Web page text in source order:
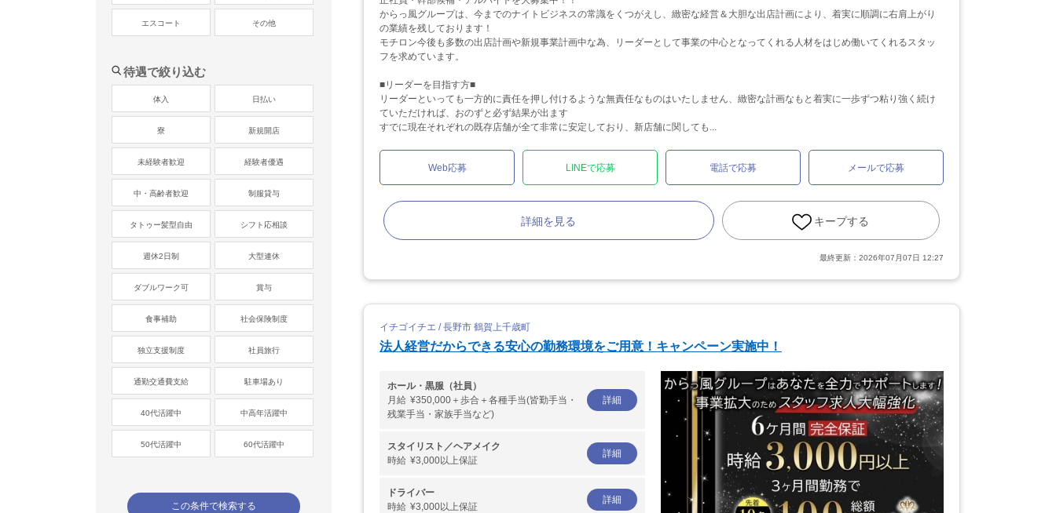
からっ風グループは、今までのナイトビジネスの常識をくつがえし、緻密な経営＆大胆な出店計画により、着実に順調に右肩上がり
の業績を残しております！
モチロン今後も多数の出店計画や新規事業計画中な為、リーダーとして事業の中心となってくれる人材をはじめ働いてくれるスタッ
フを求めています。
■リーダーを目指す方■
リーダーといっても一方的に責任を押し付けるような無責任なものはいたしません、緻密な計画なもと着実に一歩ずつ粘り強く続け
ていただければ、おのずと必ず結果が出ます
すでに現在それぞれの既存店舗が全て非常に安定しており、新店舗に関しても...
Web応募 LINEで応募 電話で応募 メールで応募
詳細を見る キープする
最終更新： 2026年07月07日 12:27
イチゴイチエ / 長野市 鶴賀上千歳町
法人経営だからできる安心の勤務環境をご用意！キャンペーン実施中！
ホール・黒服（社員）
月給 ¥350,000＋歩合＋各種手当(皆勤手当・
残業手当・家族手当など)
詳細
スタイリスト／ヘアメイク
時給 ¥3,000以上保証
詳細
ドライバー
時給 ¥3,000以上保証
詳細
エスコート その他
待遇で絞り込む
体入 日払い
寮 新規開店
未経験者歓迎 経験者優遇
中・高齢者歓迎 制服貸与
タトゥー髪型自由 シフト応相談
週休2日制 大型連休
ダブルワーク可 賞与
食事補助 社会保険制度
独立支援制度 社員旅行
通勤交通費支給 駐車場あり
40代活躍中 中高年活躍中
50代活躍中 60代活躍中